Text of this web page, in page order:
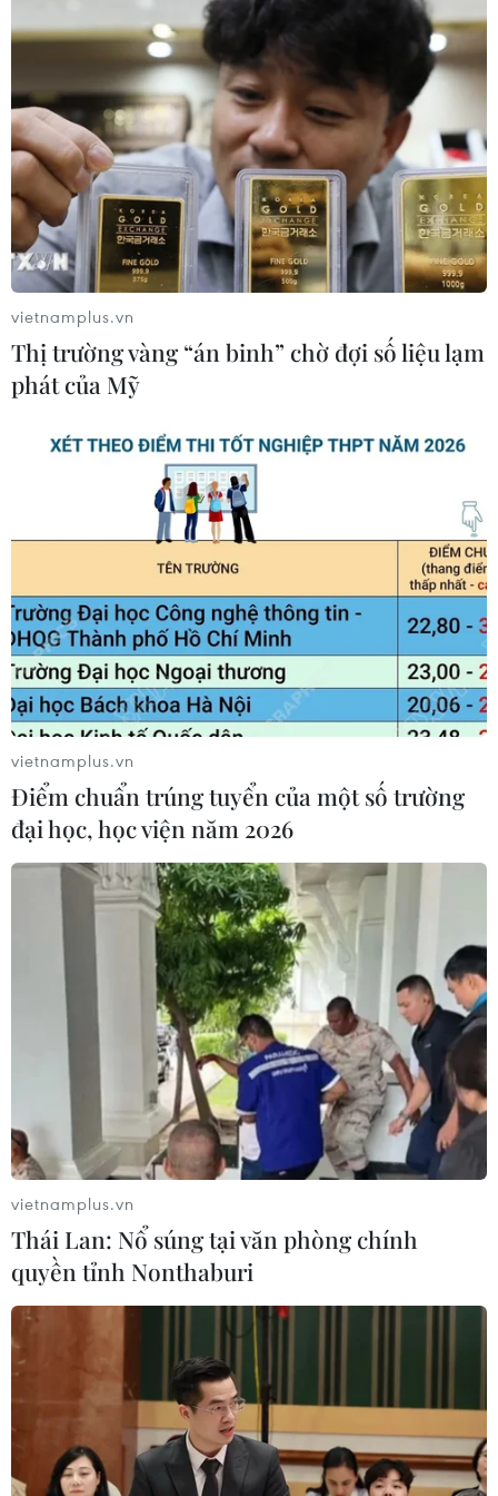
TIN CÙNG CHUYÊN MỤC
Tổng Bí thư, Chủ tịch nước
vietnamplus.vn
Thị trường vàng “án binh” chờ đợi số liệu lạm
phát của Mỹ
vietnamplus.vn
Điểm chuẩn trúng tuyển của một số trường
đại học, học viện năm 2026
vietnamplus.vn
Thái Lan: Nổ súng tại văn phòng chính
quyền tỉnh Nonthaburi